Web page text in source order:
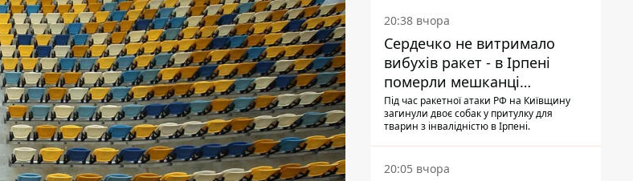
20:38 вчора
Сердечко не витримало
вибухів ракет - в Ірпені
померли мешканці
притулку для собак з
інвалідністю
Під час ракетної атаки РФ на Київщину
загинули двоє собак у притулку для
тварин з інвалідністю в Ірпені.
20:05 вчора